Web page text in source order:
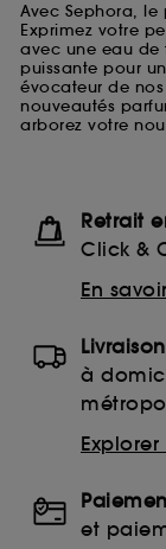
Avec Sephora,
Exprimez votre
avec une eau
puissante pour
évocateur de nos
nouveautés
arborez votre
Retrait
Click &
En
à
Explorer
et